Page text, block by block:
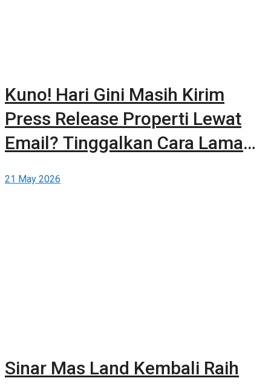
Kuno! Hari Gini Masih Kirim
Press Release Properti Lewat
Email? Tinggalkan Cara Lama
Gratis di Berita-Properti.com
21 May 2026
Sinar Mas Land Kembali Raih